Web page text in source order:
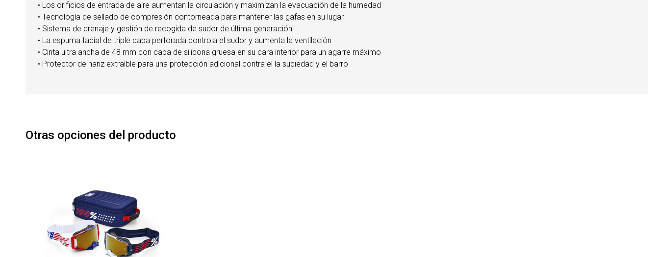
• Los orificios de entrada de aire aumentan la circulación y maximizan la evacuación de la humedad
• Tecnología de sellado de compresión contorneada para mantener las gafas en su lugar
• Sistema de drenaje y gestión de recogida de sudor de última generación
• La espuma facial de triple capa perforada controla el sudor y aumenta la ventilación
• Cinta ultra ancha de 48 mm con capa de silicona gruesa en su cara interior para un agarre máximo
• Protector de nariz extraíble para una protección adicional contra el la suciedad y el barro
Otras opciones del producto